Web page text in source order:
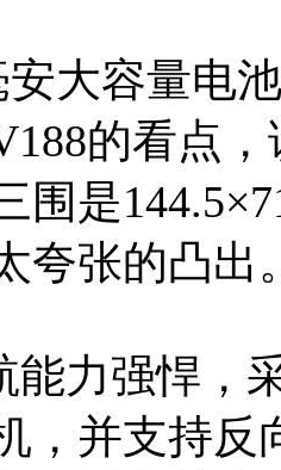
安大容量电
的看点
围是
夸张的凸出
能力强悍，
，并支持